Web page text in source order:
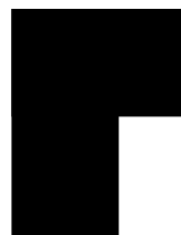
all'homepage